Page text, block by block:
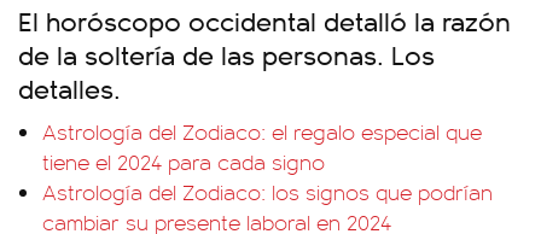
El horóscopo occidental detalló la razón
de la soltería de las personas. Los
detalles.
Astrología del Zodiaco: el regalo especial que
tiene el 2024 para cada signo
Astrología del Zodiaco: los signos que podrían
cambiar su presente laboral en 2024